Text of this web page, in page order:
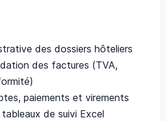
des dossiers hôteliers
des factures (TVA,
paiements et virements
de suivi Excel